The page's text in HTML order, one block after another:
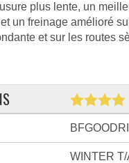
plus lente, un
un freinage amélioré
et sur les routes
WINTER T/